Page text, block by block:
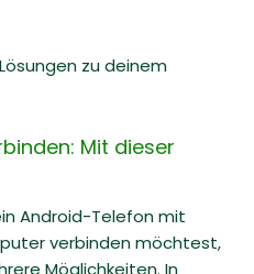
zu deinem
Mit dieser
Android-Telefon mit
verbinden möchtest,
Möglichkeiten. In